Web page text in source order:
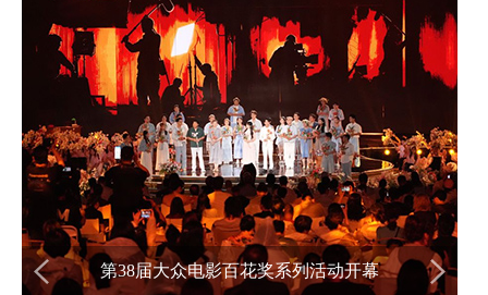
第38届大众电影百花奖系列活动开幕